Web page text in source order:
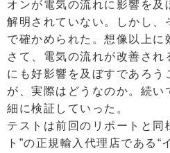
オンが電気の流れに影響を及
解明されていない。しかし、
で確かめられた。想像以上に
さて、電気の流れが改善さ
にも好影響を及ぼすであろう
が、実際はどうなのか。続い
細に検証していった。
テストは前回のリポートと同
ト”の正規輸入代理店である“